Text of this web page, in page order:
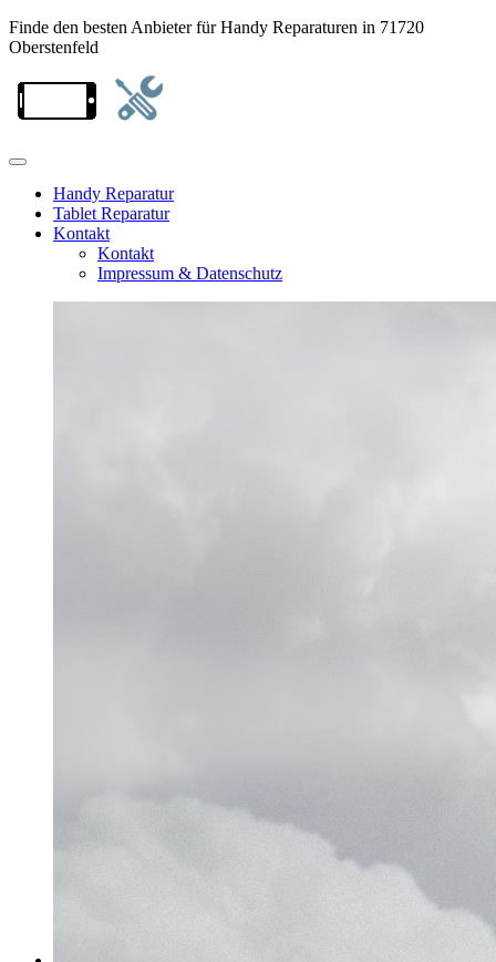
Finde den besten Anbieter für Handy Reparaturen in 71720
Oberstenfeld
Handy Reparatur
Tablet Reparatur
Kontakt
Kontakt
Impressum & Datenschutz